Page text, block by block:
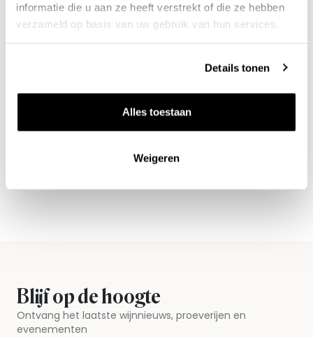
informatie die u aan ze heeft verstrekt of die ze hebben
verzameld op basis van uw gebruik van hun services.
Details tonen
Alles toestaan
Weigeren
Nieuws & inspiratie in Vineé Vineuse
Vandaag voor 12.00 uur besteld, morgen in huis
Blijf op de hoogte
Ontvang het laatste wijnnieuws, proeverijen en
evenementen